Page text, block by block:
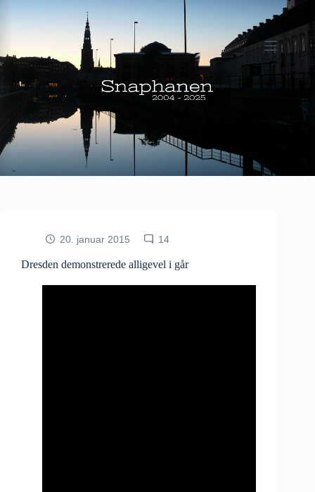
20. januar 2015 14
Dresden demonstrerede alligevel i går